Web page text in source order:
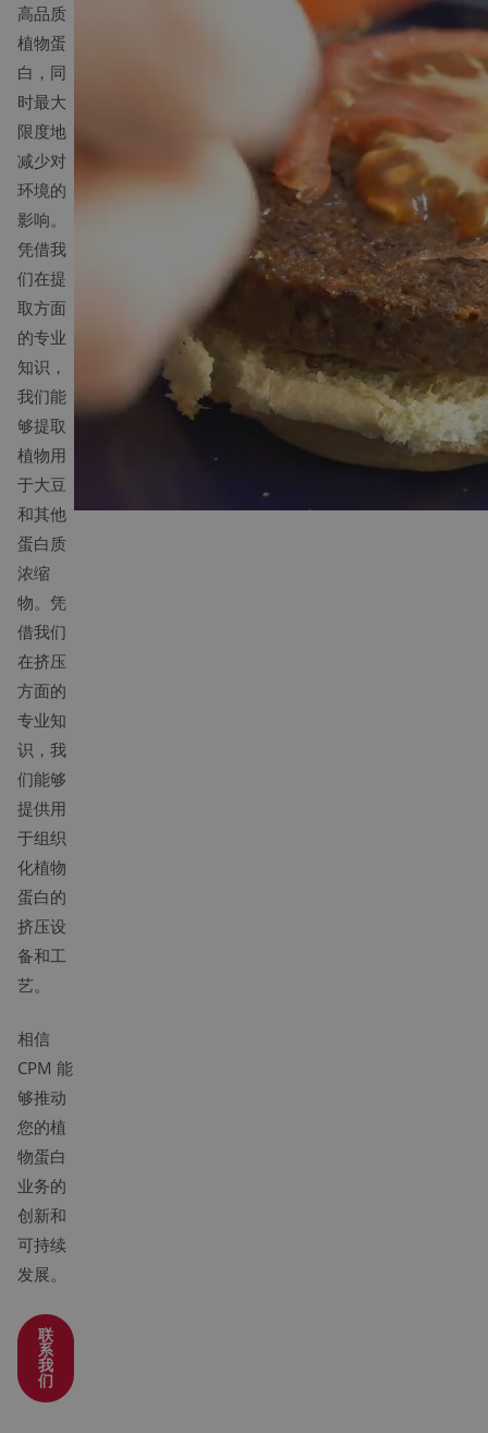
高品质
植物蛋
白，同
时最大
限度地
减少对
环境的
影响。
凭借我
们在提
取方面
的专业
知识，
我们能
够提取
植物用
于大豆
和其他
蛋白质
浓缩
物。凭
借我们
在挤压
方面的
专业知
识，我
们能够
提供用
于组织
化植物
蛋白的
挤压设
备和工
艺。
相信
CPM 能
够推动
您的植
物蛋白
业务的
创新和
可持续
发展。
联
系
我
们